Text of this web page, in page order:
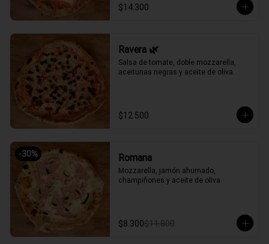
$14.300
Ravera 🌿
Salsa de tomate, doble mozzarella,
aceitunas negras y aceite de oliva.
$12.500
-30% Romana
Mozzarella, jamón ahumado,
champiñones y aceite de oliva.
$8.300$11.800